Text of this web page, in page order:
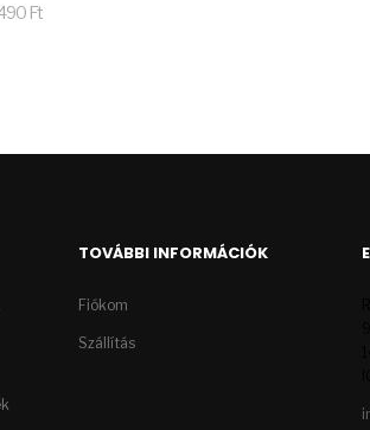
Ft
TOVÁBBI INFORMÁCIÓK
Fiókom
Szállítás